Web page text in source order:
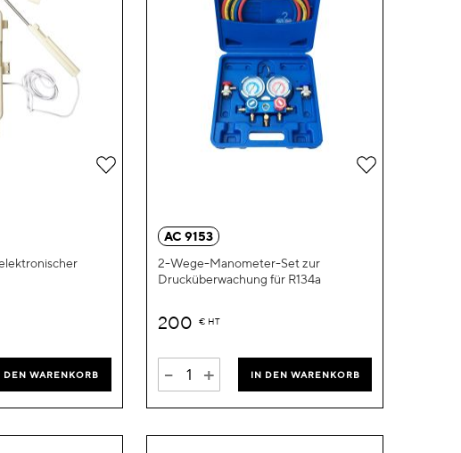
DEN WARENKORB
Zur
hinzufügen
AC 9153
2-Wege-Manometer-Set zur
Drucküberwachung für R134a
200 € HT
- + IN DEN WARENKORB
Zur